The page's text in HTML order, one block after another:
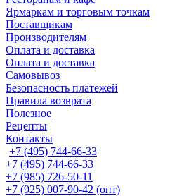
Ярмаркам и торговым точкам
Поставщикам
Производителям
Оплата и доставка
Оплата и доставка
Самовывоз
Безопасность платежей
Правила возврата
Полезное
Рецепты
Контакты
+7 (495) 744-66-33
+7 (495) 744-66-33
+7 (985) 726-50-11
+7 (925) 007-90-42 (опт)